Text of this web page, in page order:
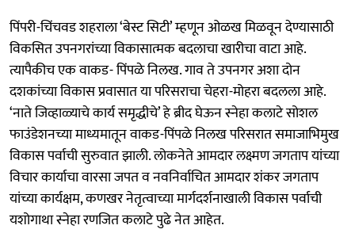
पिंपरी-चिंचवड शहराला ‘बेस्ट सिटी’ म्हणून ओळख मिळवून देण्यासाठी
विकसित उपनगरांच्या विकासात्मक बदलाचा खारीचा वाटा आहे.
त्यापैकीच एक वाकड- पिंपळे निलख. गाव ते उपनगर अशा दोन
दशकांच्या विकास प्रवासात या परिसराचा चेहरा-मोहरा बदलला आहे.
‘नाते जिव्हाळ्याचे कार्य समृद्धीचे’ हे ब्रीद घेऊन स्नेहा कलाटे सोशल
फाउंडेशनच्या माध्यमातून वाकड-पिंपळे निलख परिसरात समाजाभिमुख
विकास पर्वाची सुरुवात झाली. लोकनेते आमदार लक्ष्मण जगताप यांच्या
विचार कार्याचा वारसा जपत व नवनिर्वाचित आमदार शंकर जगताप
यांच्या कार्यक्षम, कणखर नेतृत्वाच्या मार्गदर्शनाखाली विकास पर्वाची
यशोगाथा स्नेहा रणजित कलाटे पुढे नेत आहेत.